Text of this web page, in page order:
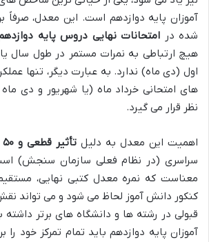
آموزان پایه دوازدهم است. این معدل،
شده در امتحانات نهایی دروس پایه
هیچ ارتباطی به نمرات مستمر در طول سال یا
اول (دی ماه) ندارد. به عبارت دیگر، تنها
های امتحانی خرداد ماه (یا شهریور و دی ماه
نظر قرار می گیرد.
اهمیت این معدل به دلیل تأثیر قطعی و ۵۰ درصدی
سراسری (در نظام فعلی سازمان سنجش)
معناست که نمره معدل کتبی نهایی،
کنکور دانش آموز لحاظ می شود و می تواند
قبولی در رشته ها و دانشگاه های برتر داشته
آموزان پایه دوازدهم باید تمام تمرکز خود